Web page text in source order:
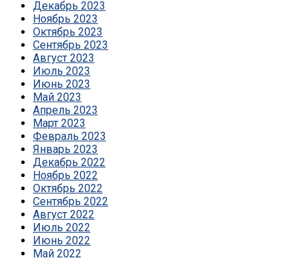
Декабрь 2023
Ноябрь 2023
Октябрь 2023
Сентябрь 2023
Август 2023
Июль 2023
Июнь 2023
Май 2023
Апрель 2023
Март 2023
Февраль 2023
Январь 2023
Декабрь 2022
Ноябрь 2022
Октябрь 2022
Сентябрь 2022
Август 2022
Июль 2022
Июнь 2022
Май 2022